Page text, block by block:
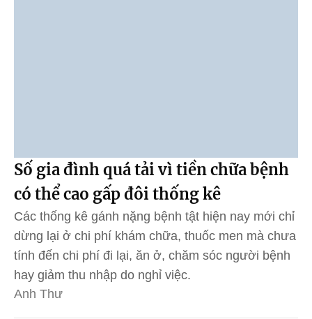
Số gia đình quá tải vì tiền chữa bệnh
có thể cao gấp đôi thống kê
Các thống kê gánh nặng bệnh tật hiện nay mới chỉ
dừng lại ở chi phí khám chữa, thuốc men mà chưa
tính đến chi phí đi lại, ăn ở, chăm sóc người bệnh
hay giảm thu nhập do nghỉ việc.
Anh Thư